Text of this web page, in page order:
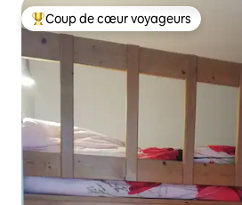
Coups de cœur voyageurs les plus
Coup de cœur voyageurs